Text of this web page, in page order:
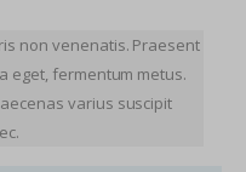
non venenatis. Praesent
eget, fermentum metus.
varius suscipit